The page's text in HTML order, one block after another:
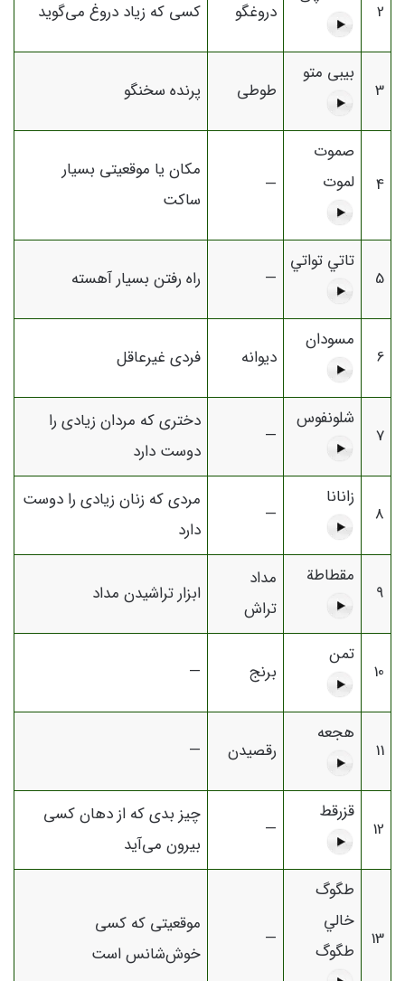
2 دروغگو کسی که زیاد دروغ می‌گوید
3
بیبی متو
طوطی پرنده سخنگو
4
صموت
لموت
—
مکان یا موقعیتی بسیار
ساکت
5
تاتي تواتي
— راه رفتن بسیار آهسته
6
مسودان
دیوانه فردی غیرعاقل
7
شلونفوس
—
دختری که مردان زیادی را
دوست دارد
8
زانانا
—
مردی که زنان زیادی را دوست
دارد
9
مقطاطة
مداد
تراش
ابزار تراشیدن مداد
10
تمن
برنج —
11
هجعه
رقصیدن —
12
قزرقط
—
چیز بدی که از دهان کسی
بیرون می‌آید
13
طگوگ
خالي
طگوگ
—
موقعیتی که کسی
خوش‌شانس است